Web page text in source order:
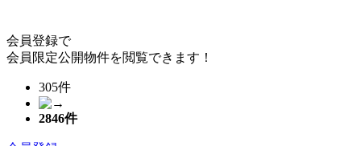
会員登録で
会員限定公開物件を閲覧できます！
305件
2846件